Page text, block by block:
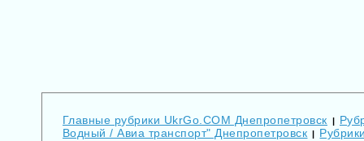
Главные рубрики UkrGo.COM Днепропетровск
Водный / Авиа транспорт" Днепропетровск